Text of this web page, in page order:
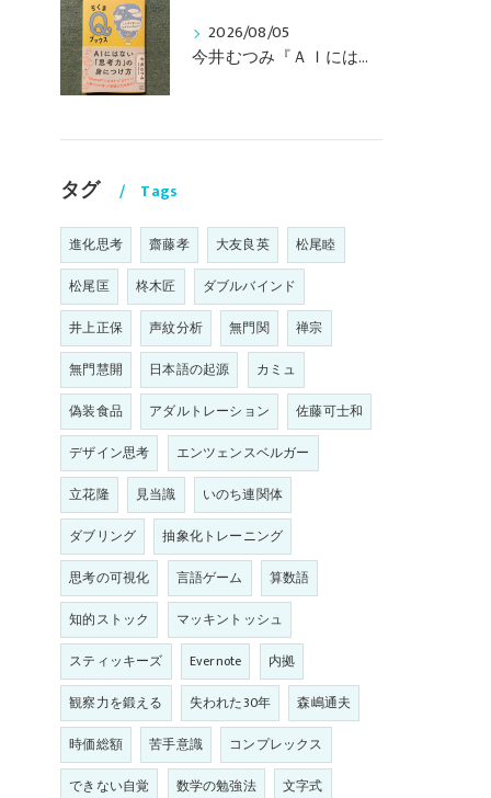
2026/08/05
今井むつみ『ＡＩにはない思考力の身につけ方 ことばの学びはなぜ大切なのか？』
タグ Tags
進化思考 齋藤孝 大友良英
松尾睦
松尾匡
柊木匠
ダブルバインド
井上正保
声紋分析 無門関
禅宗
無門慧開
日本語の起源
カミュ
偽装食品
アダルトレーション
佐藤可士和
デザイン思考
エンツェンスベルガー
立花隆
見当識
いのち連関体
ダブリング
抽象化トレーニング
思考の可視化
言語ゲーム
算数語
知的ストック
マッキントッシュ
スティッキーズ
Evernote
内拠
観察力を鍛える
失われた30年
森嶋通夫
時価総額
苦手意識
コンプレックス
できない自覚
数学の勉強法
文字式